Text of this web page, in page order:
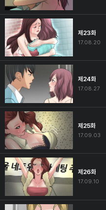
제23화
17.08.20
제24화
17.08.27
제25화
17.09.03
제26화
17.09.10